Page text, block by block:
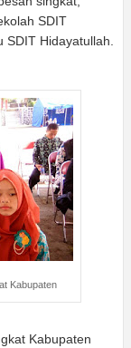
SDIT
SDIT Hidayatullah.
Kabupaten
Kabupaten